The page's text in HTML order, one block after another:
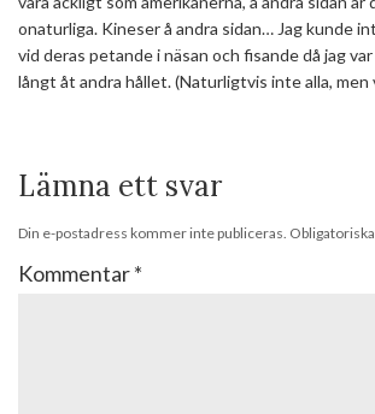
onaturliga. Kineser å andra sidan… Jag kunde
vid deras petande i näsan och fisande då jag
långt åt andra hållet. (Naturligtvis inte alla, men
Lämna ett svar
Din e-postadress kommer inte publiceras.
Kommentar*